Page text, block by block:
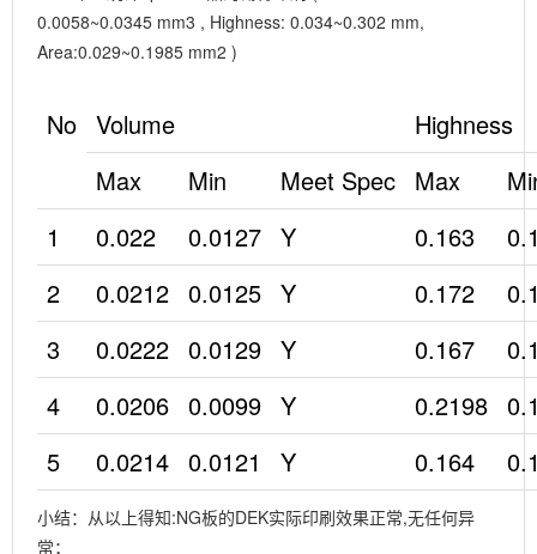
0.0058~0.0345 mm3 , Highness: 0.034~0.302 mm,
Area:0.029~0.1985 mm2 )
No Volume
Highness
Max
Min Meet Spec Max
1
0.022 0.0127 Y 0.163
2
0.0212 0.0125 Y 0.172
3
0.0222 0.0129 Y 0.167
4
0.0206 0.0099 Y 0.2198
5
0.0214 0.0121 Y 0.164
小结：从以上得知:NG板的DEK实际印刷效果正常,无任何异
常；